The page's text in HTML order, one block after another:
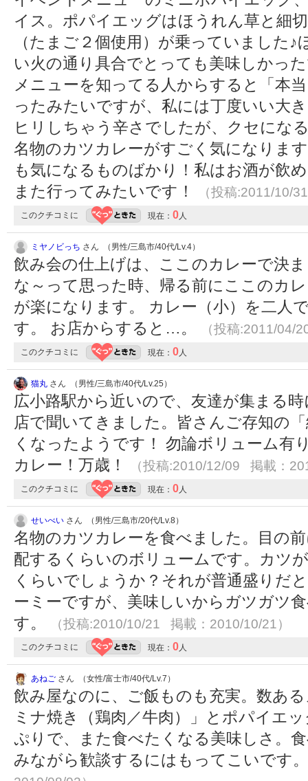
イス。ポパイエッグはほうれん草と細
（たまご２個使用）が乗っていました
い火の通り具合でとっても美味しかっ
メニューを知ってる人からすると「本
ったみたいですが、私には丁度いい大
ヒリしちゃう辛さでしたが、クセに
名物のカツカレーがすごく気になりま
も気になるものばかり！私はお酒が飲
また行ってみたいです！
（投稿:2011/10/
このクチコミに 現在： 0人
ミヤノビっち さん （男性/三島市/40代/Lv.4）
飲み会の仕上げは、ここのカレーで決
な～って思った時、帰る前にここのカ
が楽になります。 カレー（小）を二人
す。 お店からすると…。
（投稿:2011/04/
このクチコミに 現在： 0人
猫丸 さん （男性/三島市/40代/Lv.25）
広小路駅から近いので、友達が集まる
店で聞いてきました。皆さんご存知の
くなったようです！ 勿論ボリューム有
カレー！万歳！
（投稿:2010/12/09 掲載：
このクチコミに 現在： 0人
せいべい さん （男性/三島市/20代/Lv.8）
名物のカツカレーを食べました。目の
配するくらいのボリュームです。カツ
くらいでしょうか？それが普通盛りだ
ーミーですが、美味しいからガツガツ
す。
（投稿:2010/10/21 掲載：2010/10/21）
このクチコミに 現在： 0人
あねご さん （女性/富士市/40代/Lv.7）
飲み屋なのに、ご飯ものも充実。数あ
ミナ焼き（鶏肉／牛肉）」とポパイエ
ぷりで、また食べたくなる美味しさ。
みながら歓談するにはもってこいです